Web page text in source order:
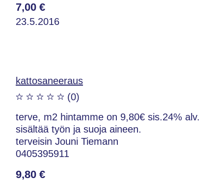
7,00 €
23.5.2016
kattosaneeraus
(0)
terve, m2 hintamme on 9,80€ sis.24% alv.
sisältää työn ja suoja aineen.
terveisin Jouni Tiemann
0405395911
9,80 €